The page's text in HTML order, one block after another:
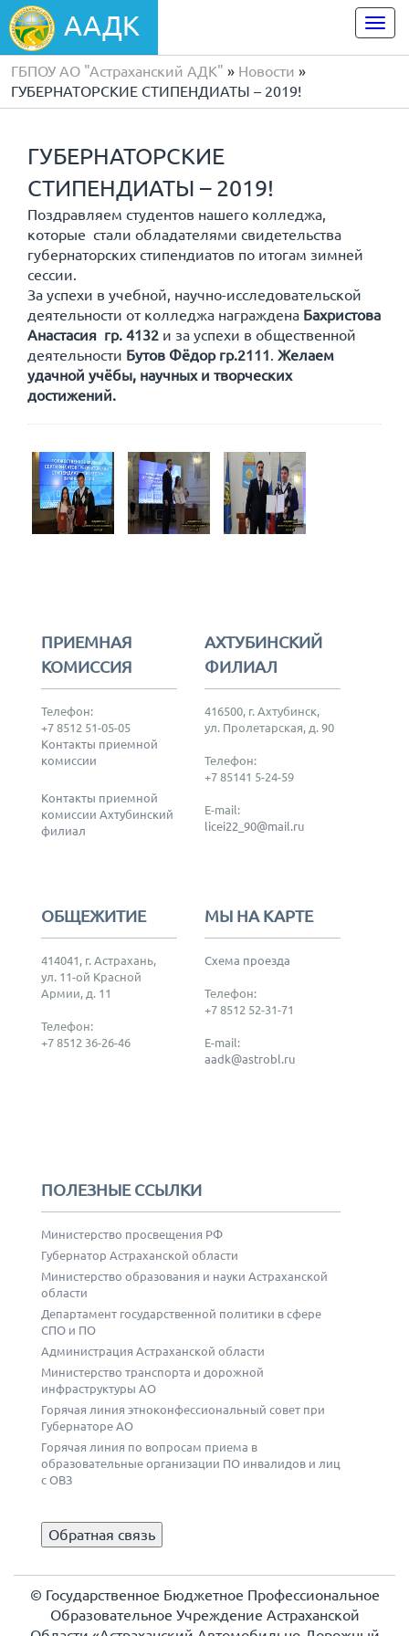
ААДК
ГБПОУ АО "Астраханский АДК" » Новости »
ГУБЕРНАТОРСКИЕ СТИПЕНДИАТЫ – 2019!
ГУБЕРНАТОРСКИЕ
СТИПЕНДИАТЫ – 2019!
Поздравляем студентов нашего колледжа,
которые стали обладателями свидетельства
губернаторских стипендиатов по итогам зимней
сессии.
За успехи в учебной, научно-исследовательской
деятельности от колледжа награждена Бахристова
Анастасия гр. 4132 и за успехи в общественной
деятельности Бутов Фёдор гр.2111. Желаем
удачной учёбы, научных и творческих
достижений.
ПРИЕМНАЯ
КОМИССИЯ
Телефон:
+7 8512 51-05-05
Контакты приемной
комиссии
Контакты приемной
комиссии Ахтубинский
филиал
АХТУБИНСКИЙ
ФИЛИАЛ
416500, г. Ахтубинск,
ул. Пролетарская, д. 90
Телефон:
+7 85141 5-24-59
E-mail:
licei22_90@mail.ru
ОБЩЕЖИТИЕ
414041, г. Астрахань,
ул. 11-ой Красной
Армии, д. 11
Телефон:
+7 8512 36-26-46
МЫ НА КАРТЕ
Схема проезда
Телефон:
+7 8512 52-31-71
E-mail:
aadk@astrobl.ru
ПОЛЕЗНЫЕ ССЫЛКИ
Министерство просвещения РФ
Губернатор Астраханской области
Министерство образования и науки Астраханской
области
Департамент государственной политики в сфере
СПО и ПО
Администрация Астраханской области
Министерство транспорта и дорожной
инфраструктуры АО
Горячая линия этноконфессиональный совет при
Губернаторе АО
Горячая линия по вопросам приема в
образовательные организации ПО инвалидов и лиц
с ОВЗ
Обратная связь
© Государственное Бюджетное Профессиональное
Образовательное Учреждение Астраханской